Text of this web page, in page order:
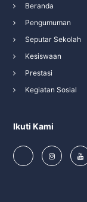
Beranda
Pengumuman
Seputar Sekolah
Kesiswaan
Prestasi
Kegiatan Sosial
Ikuti Kami